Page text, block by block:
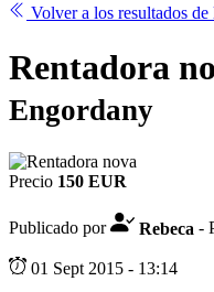
Volver a los resultados de
Rentadora
Engordany
Precio 150 EUR
Publicado por Rebeca-
01 Sept 2015 - 13:14